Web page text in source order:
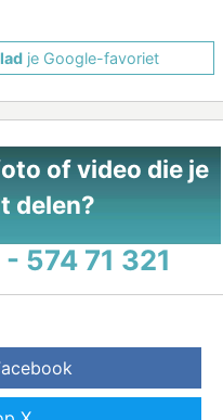
je Google-favoriet
of video die je
delen?
574 71 321